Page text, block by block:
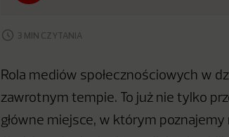
3 MIN CZYTANIA
Rola mediów społecznościowych w
zawrotnym tempie. To już nie tylko
główne miejsce, w którym